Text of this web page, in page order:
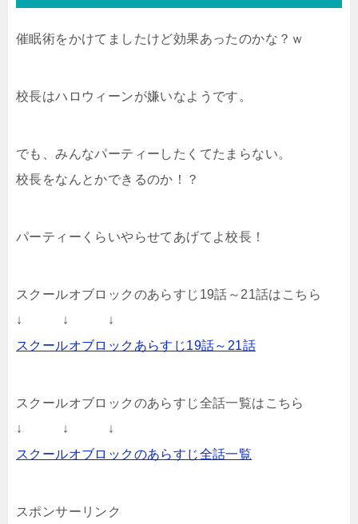
催眠術をかけてましたけど効果あったのかな？ｗ
校長はハロウィーンが嫌いなようです。
でも、みんなパーティーしたくてたまらない。
校長をなんとかできるのか！？
パーティーくらいやらせてあげてよ校長！
スクールオブロックのあらすじ19話～21話はこちら
↓ ↓ ↓
スクールオブロックあらすじ19話～21話
スクールオブロックのあらすじ全話一覧はこちら
↓ ↓ ↓
スクールオブロックのあらすじ全話一覧
スポンサーリンク